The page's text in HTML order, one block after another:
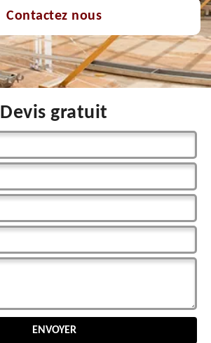
Contactez nous
Devis gratuit